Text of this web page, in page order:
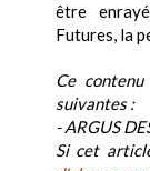
être
Futures, la
Ce
suivantes :
- ARGUS
Si cet